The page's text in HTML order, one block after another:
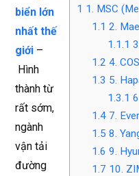
1 1. MSC
1.1 2.
1.1.1
1.2 4.
1.3 5.
1.3.1
1.4 7.
1.5 8.
1.6 9.
1.7 10.
biển lớn
nhất thế
giới –
Hình
thành từ
rất sớm,
ngành
vận tải
đường